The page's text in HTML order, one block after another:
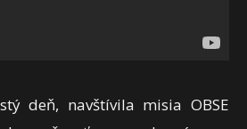
deň, navštívila misia OBSE